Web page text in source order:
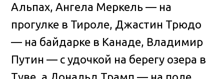
Альпах, Ангела Меркель — на
прогулке в Тироле, Джастин Трюдо
— на байдарке в Канаде, Владимир
Путин — с удочкой на берегу озера в